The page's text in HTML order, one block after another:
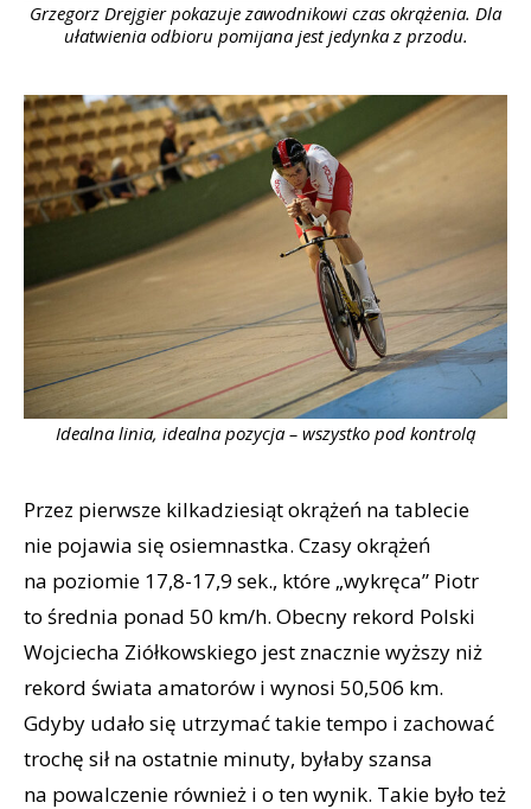
Grzegorz Drejgier pokazuje zawodnikowi czas okrążenia. Dla
ułatwienia odbioru pomijana jest jedynka z przodu.
Idealna linia, idealna pozycja – wszystko pod kontrolą
Przez pierwsze kilkadziesiąt okrążeń na tablecie
nie pojawia się osiemnastka. Czasy okrążeń
na poziomie 17,8-17,9 sek., które „wykręca” Piotr
to średnia ponad 50 km/h. Obecny rekord Polski
Wojciecha Ziółkowskiego jest znacznie wyższy niż
rekord świata amatorów i wynosi 50,506 km.
Gdyby udało się utrzymać takie tempo i zachować
trochę sił na ostatnie minuty, byłaby szansa
na powalczenie również i o ten wynik. Takie było też